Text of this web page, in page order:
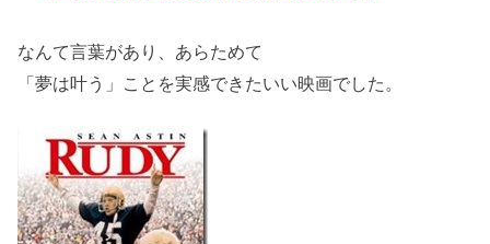
なんて言葉があり、あらためて
「夢は叶う」ことを実感できたいい映画でした。